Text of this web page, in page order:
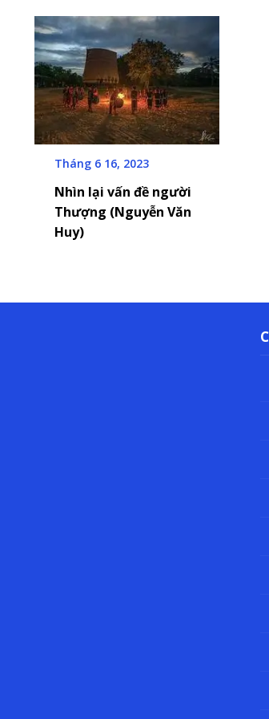
Tháng 6 16, 2023
Nhìn lại vấn đề người
Thượng (Nguyễn Văn
Huy)